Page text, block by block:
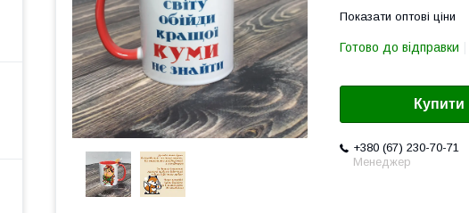
Показати оптові ціни
Готово до відправки
Купити
+380 (67) 230-70-71
Менеджер